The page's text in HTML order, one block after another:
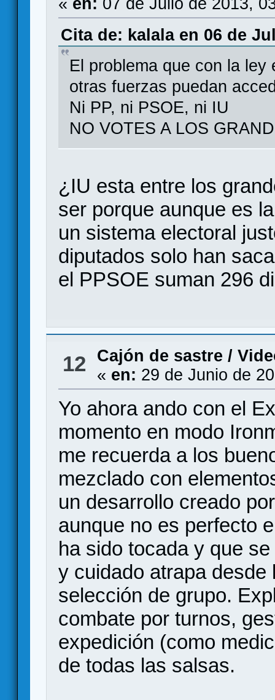
Cita de: kalala en 06 de
El problema que con la
otras fuerzas puedan
Ni PP, ni PSOE, ni IU
NO VOTES A LOS
¿IU esta entre los
ser porque aunque es
un sistema electoral
diputados solo han
el PPSOE suman 296
12 Cajón de sastre /
« en: 29 de Junio de
Yo ahora ando con el
momento en modo
me recuerda a los
mezclado con
un desarrollo creado
aunque no es perfecto
ha sido tocada y que
y cuidado atrapa desde
selección de grupo.
combate por turnos,
expedición (como
de todas las salsas.